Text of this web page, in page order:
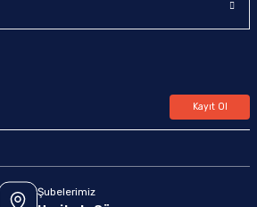
Kayıt Ol
Şubelerimiz